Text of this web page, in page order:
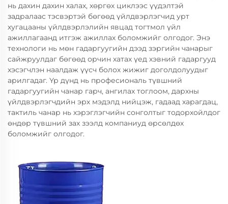
нь дахин дахин халах, хөргөх циклээс үүдэлтэй
задралаас тэсвэртэй бөгөөд үйлдвэрлэгчид урт
хугацааны үйлдвэрлэлийн явцад тогтмол үйл
ажиллагаанд итгэж ажиллах боломжийг олгодог. Энэ
технологи нь мөн гадаргуугийн дээд зэргийн чанарыг
сайжруулдаг бөгөөд орчин хатах үед хэвний гадаргууд
хэсэгчлэн наалдаж үүсч болох жижиг доголдолуудыг
арилгадаг. Үр дүнд нь професиональ түвшний
гадаргуугийн чанар гарч, ангилах тоглоом, дархны
үйлдвэрлэгчдийн эрх мэдэлд нийцэж, гадаад харагдац,
тактиль чанар нь хэрэглэгчийн сонголтыг тодорхойлдог
өндөр түвшний зах зээлд компаниуд өрсөлдөх
боломжийг олгодог.